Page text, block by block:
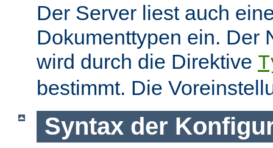
Der Server liest auch
Dokumenttypen ein. Der
wird durch die Direktive
bestimmt. Die
Syntax der